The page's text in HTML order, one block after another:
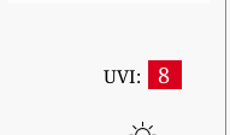
UVI: 8